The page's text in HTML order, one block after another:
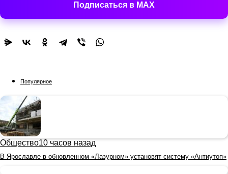
Подписаться в MAX
Популярное
Общество10 часов назад
В Ярославле в обновленном «Лазурном» установят систему «Антиутоп»